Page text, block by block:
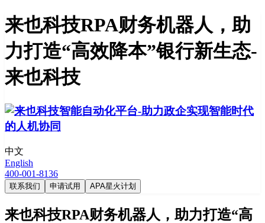
来也科技RPA财务机器人，助
力打造“高效降本”银行新生态-
来也科技
中文
English
400-001-8136
联系我们 申请试用 APA星火计划
来也科技RPA财务机器人，助力打造“高